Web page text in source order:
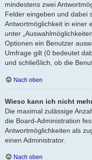
mindestens zwei
Felder eingeben und dabei
Antwortmöglichkeit in einer
unter
Optionen ein Benutzer
Umfrage gilt (0 bedeutet
und schließlich, ob die
Nach oben
Wieso kann ich nicht
Die maximal zulässige
die Board-Administration
Antwortmöglichkeiten als
einen Administrator.
Nach oben